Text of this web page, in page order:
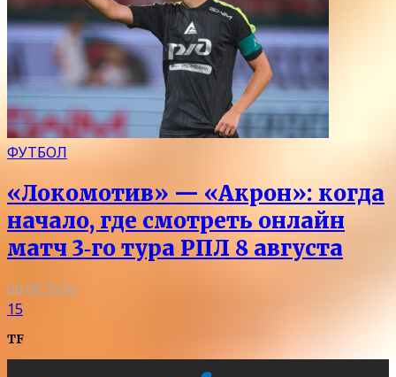
ФУТБОЛ
«Локомотив» — «Акрон»: когда
начало, где смотреть онлайн
матч 3‑го тура РПЛ 8 августа
08.08.2026
15
TF